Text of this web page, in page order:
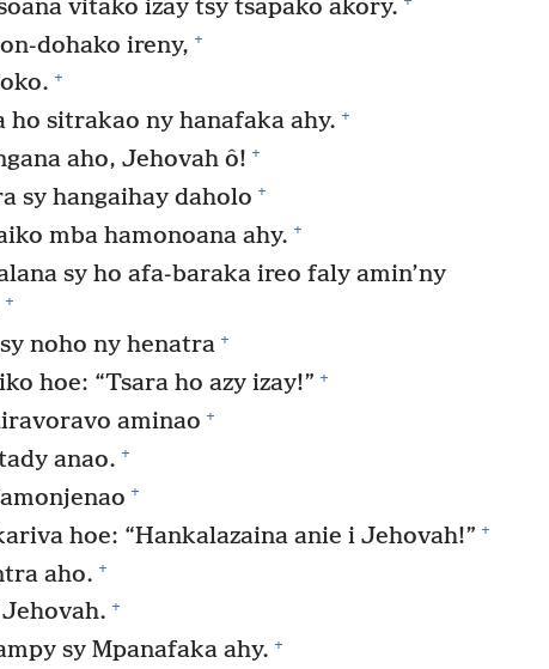
vitako izay tsy tsapako akory.
dohako ireny, +
+
ho sitrakao ny hanafaka ahy. +
aho, Jehovah ô! +
sy hangaihay daholo +
mba hamonoana ahy. +
sy ho afa-baraka ireo faly amin’ny
+
noho ny henatra +
hoe: “Tsara ho azy izay!” +
aminao +
anao. +
+
hoe: “Hankalazaina anie i Jehovah!” +
aho. +
+
sy Mpanafaka ahy. +